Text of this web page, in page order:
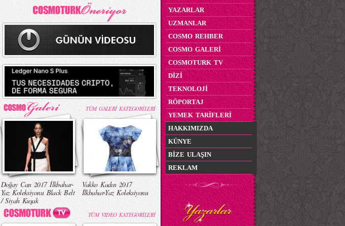
TÜM GALERİ KATEGORİLERİ
Doğay Can 2017 İlkbahar-
Yaz Koleksiyonu Black Belt
/ Siyah Kuşak
Vakko Kadın 2017
İlkbahar-Yaz Koleksiyonu
TÜM VIDEO KATEGORİLERİ
YAZARLAR
UZMANLAR
COSMO REHBER
COSMO GALERİ
COSMOTURK TV
DİZİ
TEKNOLOJİ
RÖPORTAJ
YEMEK TARİFLERİ
HAKKIMIZDA
KÜNYE
BİZE ULAŞIN
REKLAM